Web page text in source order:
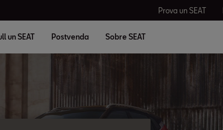
Prova un SEAT
un SEAT Postvenda Sobre SEAT